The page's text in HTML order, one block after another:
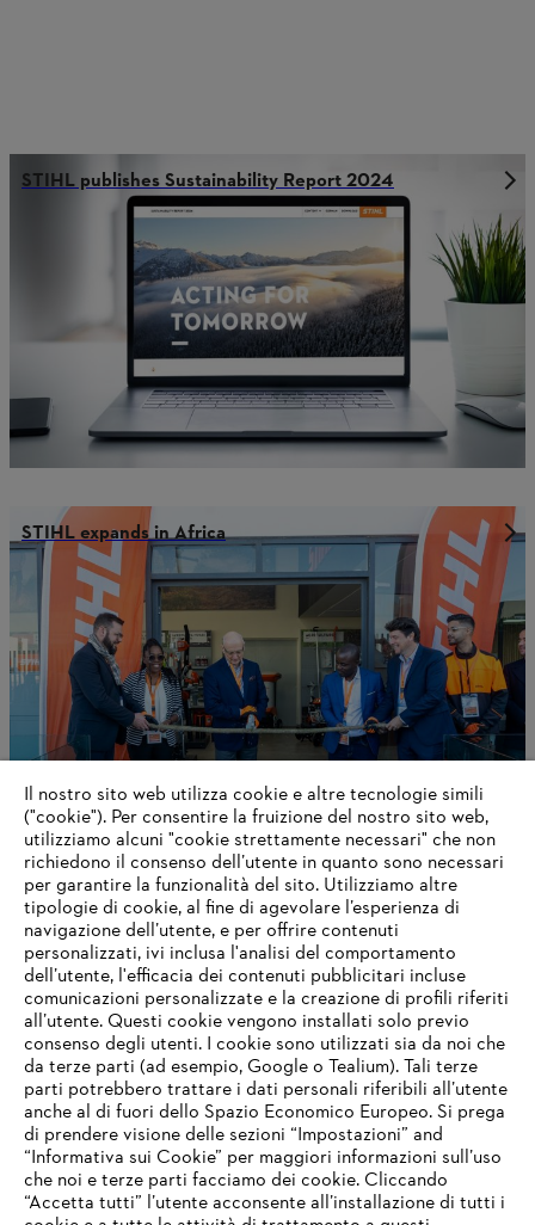
STIHL publishes Sustainability Report 2024
STIHL expands in Africa
STIHL Delivers a Positive 2024 Outcome
Informazioni per i fornitori
I prodotti
Contatto
Carriera
Sistema Whistleblower
Il nostro sito web utilizza cookie e altre tecnologie simili
("cookie"). Per consentire la fruizione del nostro sito web,
utilizziamo alcuni "cookie strettamente necessari" che non
richiedono il consenso dell’utente in quanto sono necessari
per garantire la funzionalità del sito. Utilizziamo altre
tipologie di cookie, al fine di agevolare l’esperienza di
navigazione dell’utente, e per offrire contenuti
personalizzati, ivi inclusa l'analisi del comportamento
dell’utente, l'efficacia dei contenuti pubblicitari incluse
comunicazioni personalizzate e la creazione di profili riferiti
all’utente. Questi cookie vengono installati solo previo
consenso degli utenti. I cookie sono utilizzati sia da noi che
da terze parti (ad esempio, Google o Tealium). Tali terze
parti potrebbero trattare i dati personali riferibili all’utente
anche al di fuori dello Spazio Economico Europeo. Si prega
di prendere visione delle sezioni “Impostazioni” and
“Informativa sui Cookie” per maggiori informazioni sull’uso
che noi e terze parti facciamo dei cookie. Cliccando
“Accetta tutti” l’utente acconsente all’installazione di tutti i